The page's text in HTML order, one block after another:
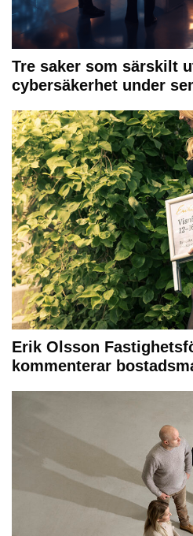
Tre saker som särskilt
cybersäkerhet under
Erik Olsson
kommenterar